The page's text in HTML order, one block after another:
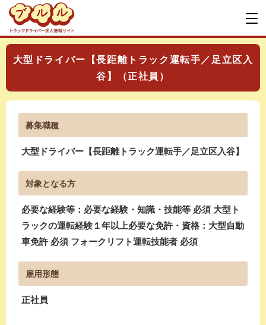
大型ドライバー【長距離トラック運転手／足立区入
谷】（正社員）
募集職種
大型ドライバー【長距離トラック運転手／足立区入谷】
対象となる方
必要な経験等：必要な経験・知識・技能等 必須 大型ト
ラックの運転経験１年以上必要な免許・資格：大型自動
車免許 必須 フォークリフト運転技能者 必須
雇用形態
正社員